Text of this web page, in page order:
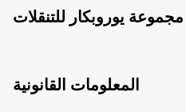
مجموعة يوروبكار للتنقلات
المعلومات القانونية